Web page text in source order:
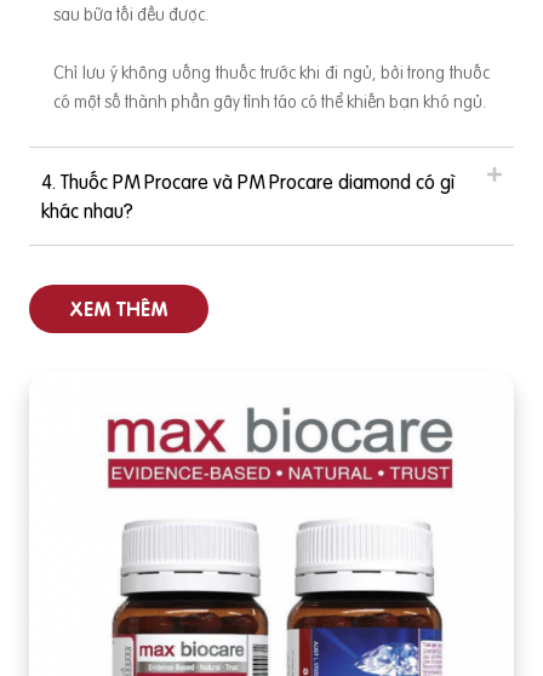
sau bữa tối đều được.
Chỉ lưu ý không uống thuốc trước khi đi ngủ, bởi trong thuốc
có một số thành phần gây tỉnh táo có thể khiến bạn khó ngủ.
4. Thuốc PM Procare và PM Procare diamond có gì
khác nhau?
XEM THÊM